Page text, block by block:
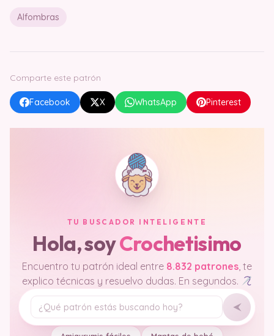
Alfombras
Comparte este patrón
Facebook X WhatsApp Pinterest
TU BUSCADOR INTELIGENTE
Hola, soyCrochetisimo
Encuentro tu patrón ideal entre 8.832 patrones, te
explico técnicas y resuelvo dudas. En segundos.
Tu pregunta